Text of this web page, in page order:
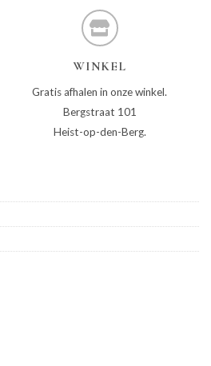
WINKEL
Gratis afhalen in onze winkel.
Bergstraat 101
Heist-op-den-Berg.